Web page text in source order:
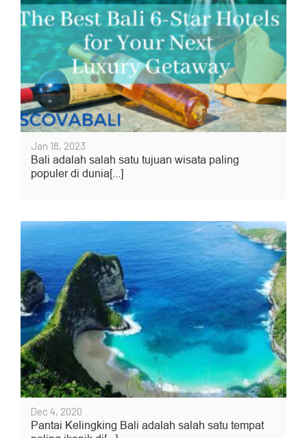
Jan 18, 2023
Bali adalah salah satu tujuan wisata paling
populer di dunia[...]
Dec 4, 2020
Pantai Kelingking Bali adalah salah satu tempat